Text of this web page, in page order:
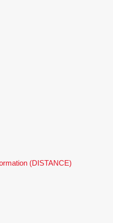
(DISTANCE)